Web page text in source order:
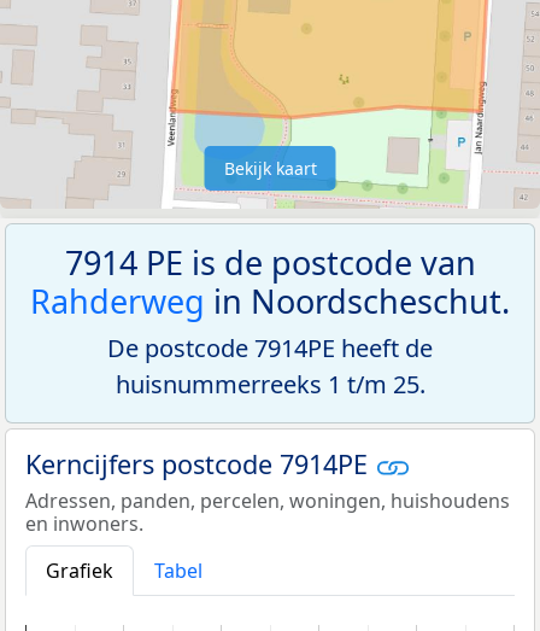
Bekijk kaart
7914 PE is de postcode van
Rahderweg in Noordscheschut.
De postcode 7914PE heeft de
huisnummerreeks 1 t/m 25.
Kerncijfers postcode 7914PE
Adressen, panden, percelen, woningen, huishoudens
en inwoners.
Grafiek
Tabel